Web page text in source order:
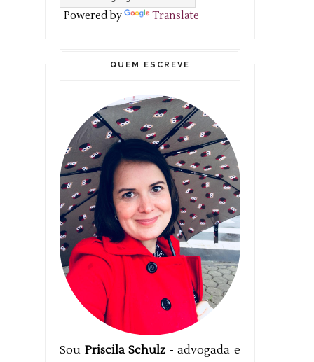
Powered by Translate
QUEM ESCREVE
Sou Priscila Schulz - advogada e